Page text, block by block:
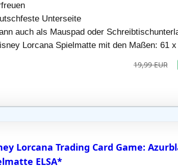
Unterseite
auch als Mauspad oder
Lorcana Spielmatte mit den Maßen: 61
19,99 EUR
Lorcana Trading Card Game:
ELSA*